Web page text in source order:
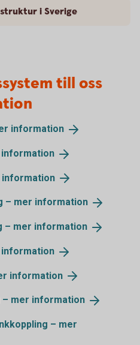
i Sverige
till oss
information
information
information
– mer information
– mer information
information
information
– mer information
– mer